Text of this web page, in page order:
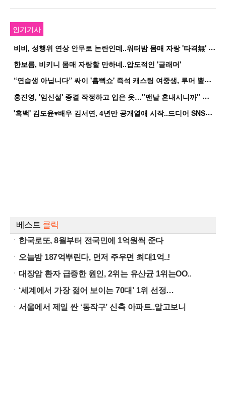
인기기사
비
비, 성행위 연상 안무로 논란인데..워터밤 몸매 자랑 '타격無' 근황
한보름, 비키니 몸매 자랑할 만하네..압도적인 '글래머'
“
연습생 아닙니다” 싸이 '흠뻑쇼' 즉석 캐스팅 여중생, 루머 뿔났다[Oh!쎈 이...
홍
진영, '임신설' 종결 작정하고 입은 옷…"맨날 혼내시니까" 억울
'
흑백' 김도윤♥배우 김서연, 4년만 공개열애 시작..드디어 SNS에 노출 [핫피...